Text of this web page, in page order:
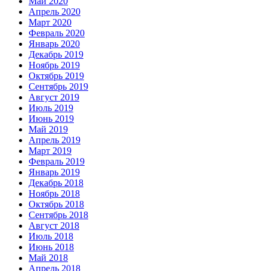
Апрель 2020
Март 2020
Февраль 2020
Январь 2020
Декабрь 2019
Ноябрь 2019
Октябрь 2019
Сентябрь 2019
Август 2019
Июль 2019
Июнь 2019
Май 2019
Апрель 2019
Март 2019
Февраль 2019
Январь 2019
Декабрь 2018
Ноябрь 2018
Октябрь 2018
Сентябрь 2018
Август 2018
Июль 2018
Июнь 2018
Май 2018
Апрель 2018